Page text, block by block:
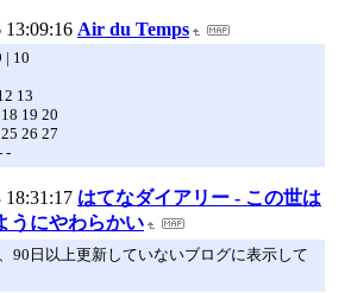
13:09:16 Air du Temps
| 10
13
19 20
26 27
-
18:31:17 はてなダイアリー - この世は
うにやわらかい
90日以上更新していないブログに表示して